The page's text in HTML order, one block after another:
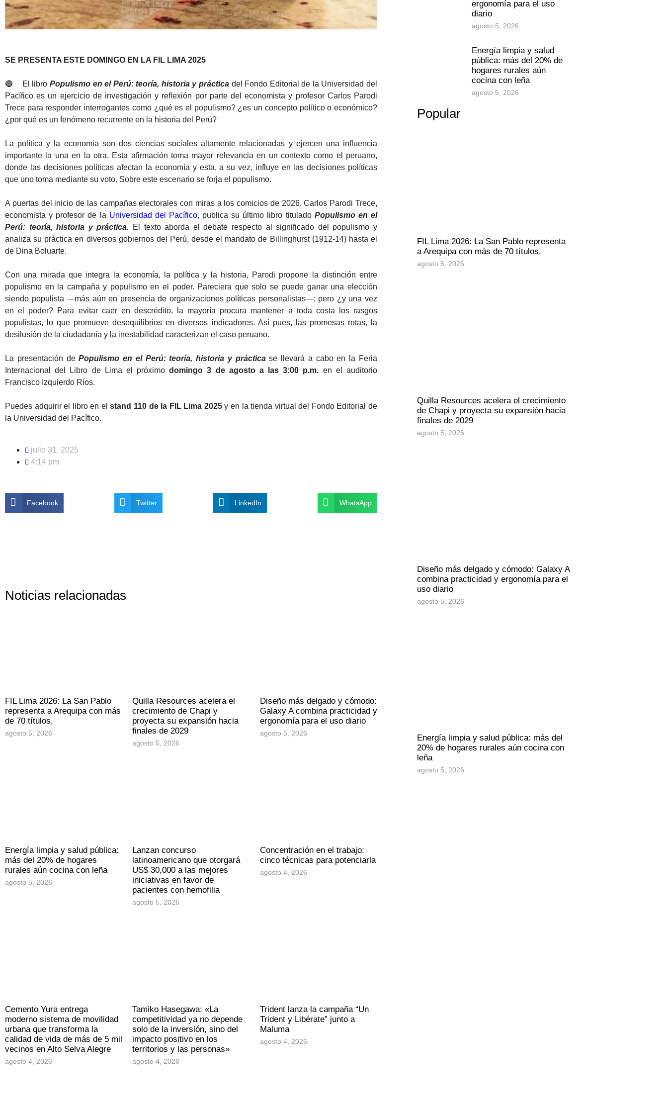
SE PRESENTA ESTE DOMINGO EN LA FIL LIMA 2025
🔵 El libro Populismo en el Perú: teoría, historia y práctica del Fondo Editorial de la Universidad del
Pacífico es un ejercicio de investigación y reflexión por parte del economista y profesor Carlos Parodi
Trece para responder interrogantes como ¿qué es el populismo? ¿es un concepto político o económico?
¿por qué es un fenómeno recurrente en la historia del Perú?
La política y la economía son dos ciencias sociales altamente relacionadas y ejercen una influencia
importante la una en la otra. Esta afirmación toma mayor relevancia en un contexto como el peruano,
donde las decisiones políticas afectan la economía y esta, a su vez, influye en las decisiones políticas
que uno toma mediante su voto. Sobre este escenario se forja el populismo.
A puertas del inicio de las campañas electorales con miras a los comicios de 2026, Carlos Parodi Trece,
economista y profesor de la Universidad del Pacífico, publica su último libro titulado Populismo en el
Perú: teoría, historia y práctica.
El texto aborda el debate respecto al significado del populismo y
analiza su práctica en diversos gobiernos del Perú, desde el mandato de Billinghurst (1912-14) hasta el
de Dina Boluarte.
Con una mirada que integra la economía, la política y la historia, Parodi propone la distinción entre
populismo en la campaña y populismo en el poder. Pareciera que solo se puede ganar una elección
siendo populista —más aún en presencia de organizaciones políticas personalistas—; pero ¿y una vez
en el poder? Para evitar caer en descrédito, la mayoría procura mantener a toda costa los rasgos
populistas, lo que promueve desequilibrios en diversos indicadores. Así pues, las promesas rotas, la
desilusión de la ciudadanía y la inestabilidad caracterizan el caso peruano.
La presentación dePopulismo en el Perú: teoría, historia y práctica se llevará a cabo en la Feria
Internacional del Libro de Lima el próximodomingo 3 de agosto a las 3:00 p.m. en el auditorio
Francisco Izquierdo Ríos.
Puedes adquirir el libro en elstand 110 de la FIL Lima 2025y en la tienda virtual del Fondo Editorial de
la Universidad del Pacífico.
julio 31, 2025
4:14 pm
Facebook Twitter LinkedIn WhatsApp
Noticias relacionadas
FIL Lima 2026: La San Pablo
representa a Arequipa con más
de 70 títulos,
agosto 5, 2026
Quilla Resources acelera el
crecimiento de Chapi y
proyecta su expansión hacia
finales de 2029
agosto 5, 2026
Diseño más delgado y cómodo:
Galaxy A combina practicidad y
ergonomía para el uso diario
agosto 5, 2026
Energía limpia y salud pública:
más del 20% de hogares
rurales aún cocina con leña
agosto 5, 2026
Lanzan concurso
latinoamericano que otorgará
US$ 30,000 a las mejores
iniciativas en favor de
pacientes con hemofilia
agosto 5, 2026
Concentración en el trabajo:
cinco técnicas para potenciarla
agosto 4, 2026
Cemento Yura entrega
moderno sistema de movilidad
urbana que transforma la
calidad de vida de más de 5 mil
vecinos en Alto Selva Alegre
agosto 4, 2026
Tamiko Hasegawa: «La
competitividad ya no depende
solo de la inversión, sino del
impacto positivo en los
territorios y las personas»
agosto 4, 2026
Trident lanza la campaña “Un
Trident y Libérate” junto a
Maluma
agosto 4, 2026
ergonomía para el uso
diario
agosto 5, 2026
Energía limpia y salud
pública: más del 20% de
hogares rurales aún
cocina con leña
agosto 5, 2026
Popular
FIL Lima 2026: La San Pablo representa
a Arequipa con más de 70 títulos,
agosto 5, 2026
Quilla Resources acelera el crecimiento
de Chapi y proyecta su expansión hacia
finales de 2029
agosto 5, 2026
Diseño más delgado y cómodo: Galaxy A
combina practicidad y ergonomía para el
uso diario
agosto 5, 2026
Energía limpia y salud pública: más del
20% de hogares rurales aún cocina con
leña
agosto 5, 2026